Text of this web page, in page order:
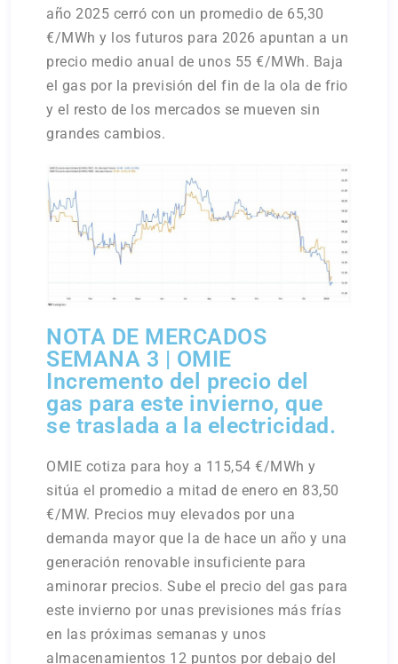
año 2025 cerró con un promedio de 65,30
€/MWh y los futuros para 2026 apuntan a un
precio medio anual de unos 55 €/MWh. Baja
el gas por la previsión del fin de la ola de frio
y el resto de los mercados se mueven sin
grandes cambios.
NOTA DE MERCADOS
SEMANA 3 | OMIE
Incremento del precio del
gas para este invierno, que
se traslada a la electricidad.
OMIE cotiza para hoy a 115,54 €/MWh y
sitúa el promedio a mitad de enero en 83,50
€/MW. Precios muy elevados por una
demanda mayor que la de hace un año y una
generación renovable insuficiente para
aminorar precios. Sube el precio del gas para
este invierno por unas previsiones más frías
en las próximas semanas y unos
almacenamientos 12 puntos por debajo del